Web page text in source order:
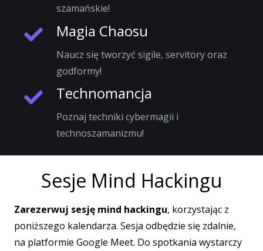
szamańskie!
Magia Chaosu
Naucz się tworzyć sigile, servitory oraz
godformy!
Technomancja
Poznaj techniki cybermagii i
technoszamanizmu!
Sesje Mind Hackingu
Zarezerwuj sesję mind hackingu, korzystając z
poniższego kalendarza. Sesja odbędzie się zdalnie,
na platformie Google Meet. Do spotkania wystarczy